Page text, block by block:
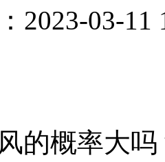
2023-03-11
的概率大